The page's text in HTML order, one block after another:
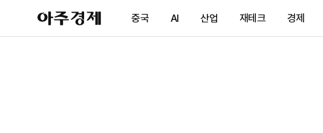
아
주
제
중국 AI 산업 재테크 경제